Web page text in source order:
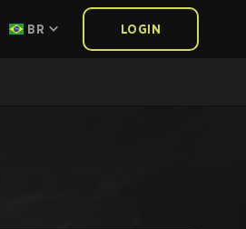
BR LOGIN